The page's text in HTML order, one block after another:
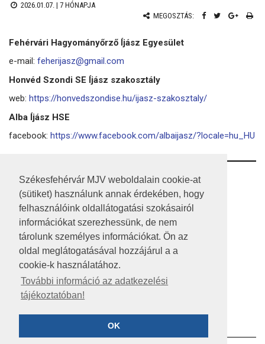
Székesfehérvár MJV weboldalain cookie-at
(sütiket) használunk annak érdekében, hogy
felhasználóink oldallátogatási szokásairól
információkat szerezhessünk, de nem
tárolunk személyes információkat. Ön az
oldal meglátogatásával hozzájárul a a
cookie-k használatához.
További információ az adatkezelési
tájékoztatóban!
OK
2026.01.07. | 7 HÓNAPJA
MEGOSZTÁS:
Fehérvári Hagyományőrző Íjász Egyesület
e-mail: feherijasz@gmail.com
Honvéd Szondi SE Íjász szakosztály
web: https://honvedszondise.hu/ijasz-szakosztaly/
Alba Íjász HSE
facebook: https://www.facebook.com/albaijasz/?locale=hu_HU
RSS
A HONLAP 2017.03.31-I ÁLLAPOTA
JOGI NYILATKOZAT
IMPRESSZUM
KÖZÉRDEKŰ ADATOK